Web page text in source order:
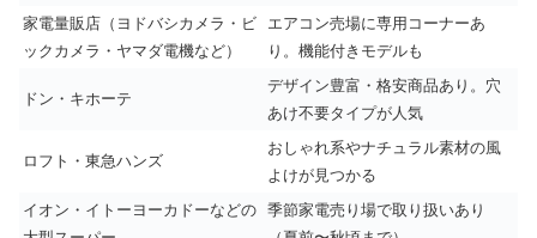
家電量販店（ヨドバシカメラ・ビ
ックカメラ・ヤマダ電機など）
エアコン売場に専用コーナーあ
り。機能付きモデルも
ドン・キホーテ
デザイン豊富・格安商品あり。穴
あけ不要タイプが人気
ロフト・東急ハンズ
おしゃれ系やナチュラル素材の風
よけが見つかる
イオン・イトーヨーカドーなどの 季節家電売り場で取り扱いあり